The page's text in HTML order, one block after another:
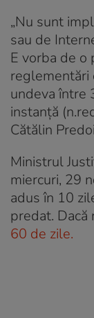
„Nu sunt
sau de
E vorba de o
reglementări
undeva între
instanță
Cătălin
Ministrul
miercuri, 29
adus în 10
predat. Dacă
60 de zile.